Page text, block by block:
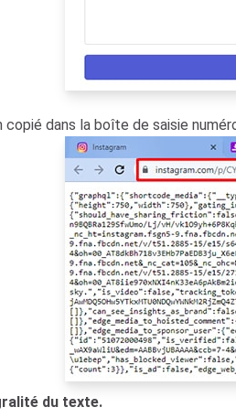
copié dans la boîte de saisie
du texte.